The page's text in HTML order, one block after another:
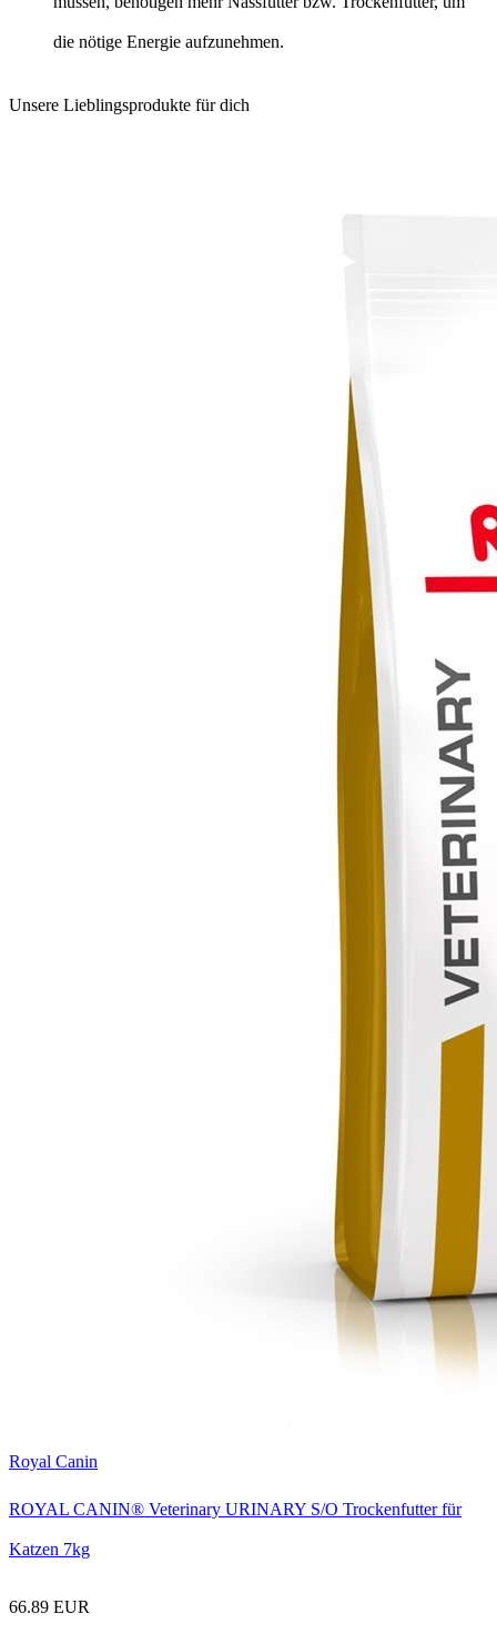
die nötige Energie aufzunehmen.
Unsere Lieblingsprodukte für dich
Royal Canin
ROYAL CANIN® Veterinary URINARY S/O Trockenfutter für
Katzen 7kg
66.89 EUR